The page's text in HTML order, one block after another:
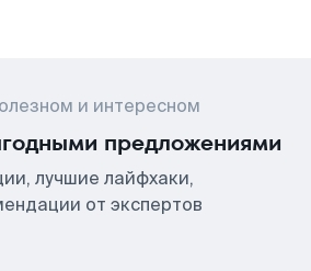
и интересном
предложениями
лучшие лайфхаки,
от экспертов